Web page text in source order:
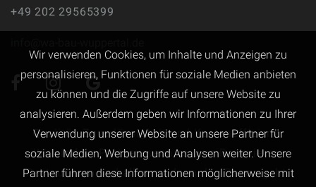
+49 202 29565399
Qualität, Zuverlässigkeit und Kosteneffizienz.
Wir sind Ihr Partner, wenn es ums Renovieren,
Restaurieren und alles rund um das Bauen geht.
Wir verwenden Cookies, um Inhalte und Anzeigen zu
personalisieren, Funktionen für soziale Medien anbieten
zu können und die Zugriffe auf unsere Website zu
analysieren. Außerdem geben wir Informationen zu Ihrer
Verwendung unserer Website an unsere Partner für
soziale Medien, Werbung und Analysen weiter. Unsere
Partner führen diese Informationen möglicherweise mit